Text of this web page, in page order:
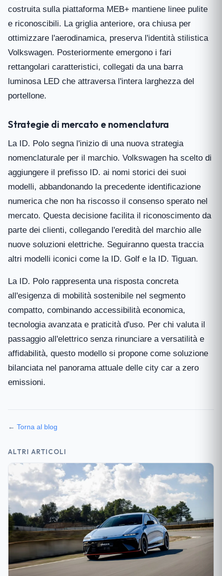
costruita sulla piattaforma MEB+ mantiene linee pulite
e riconoscibili. La griglia anteriore, ora chiusa per
ottimizzare l'aerodinamica, preserva l'identità stilistica
Volkswagen. Posteriormente emergono i fari
rettangolari caratteristici, collegati da una barra
luminosa LED che attraversa l'intera larghezza del
portellone.
Strategie di mercato e nomenclatura
La ID. Polo segna l'inizio di una nuova strategia
nomenclaturale per il marchio. Volkswagen ha scelto di
aggiungere il prefisso ID. ai nomi storici dei suoi
modelli, abbandonando la precedente identificazione
numerica che non ha riscosso il consenso sperato nel
mercato. Questa decisione facilita il riconoscimento da
parte dei clienti, collegando l'eredità del marchio alle
nuove soluzioni elettriche. Seguiranno questa traccia
altri modelli iconici come la ID. Golf e la ID. Tiguan.
La ID. Polo rappresenta una risposta concreta
all'esigenza di mobilità sostenibile nel segmento
compatto, combinando accessibilità economica,
tecnologia avanzata e praticità d'uso. Per chi valuta il
passaggio all'elettrico senza rinunciare a versatilità e
affidabilità, questo modello si propone come soluzione
bilanciata nel panorama attuale delle city car a zero
emissioni.
← Torna al blog
ALTRI ARTICOLI